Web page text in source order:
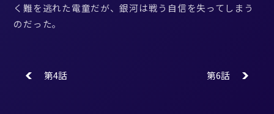
く難を逃れた電童だが、銀河は戦う自信を失ってしまう
のだった。
第4話 第6話